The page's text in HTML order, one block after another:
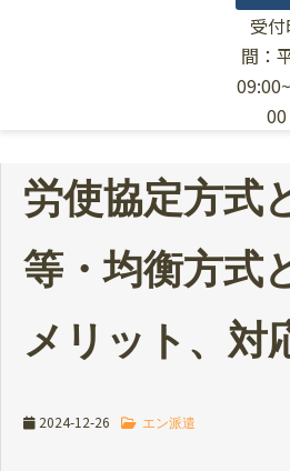
受
間：
00
採用ノウハウ
お役立ち資料
派遣スタッフの依頼
労使協定方式
等・均衡方式
メリット、対
2024-12-26 エン派遣